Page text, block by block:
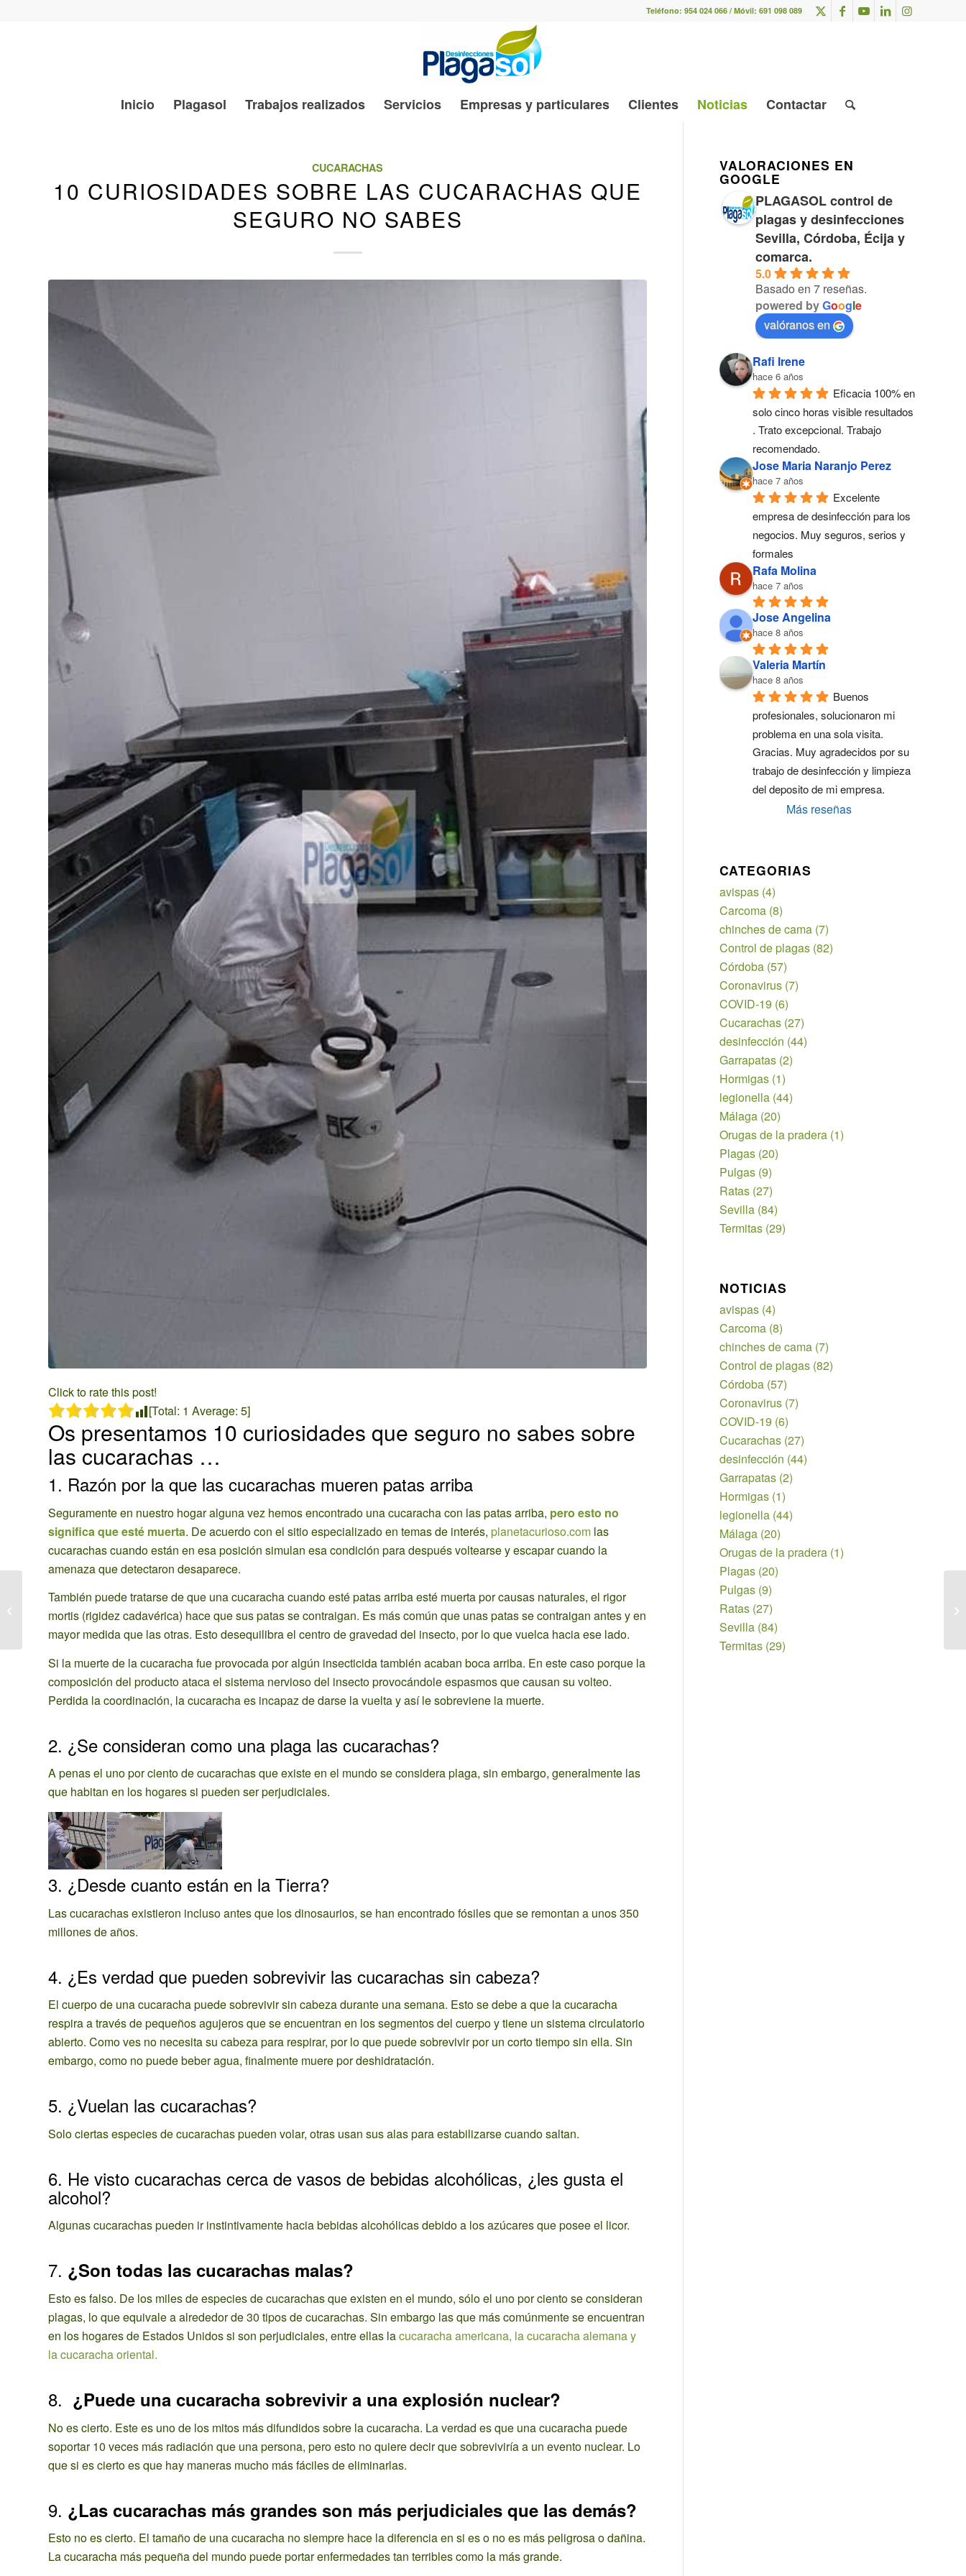
Teléfono: 954 024 066 / Móvil: 691 098 089
Inicio Plagasol Trabajos realizados Servicios Empresas y particulares Clientes Noticias Contactar
CUCARACHAS
10 CURIOSIDADES SOBRE LAS CUCARACHAS QUE
SEGURO NO SABES
Click to rate this post!
[Total: 1 Average: 5]
Os presentamos 10 curiosidades que seguro no sabes sobre
las cucarachas …
1. Razón por la que las cucarachas mueren patas arriba
Seguramente en nuestro hogar alguna vez hemos encontrado una cucaracha con las patas arriba, pero esto no
significa que esté muerta. De acuerdo con el sitio especializado en temas de interés, planetacurioso.com las
cucarachas cuando están en esa posición simulan esa condición para después voltearse y escapar cuando la
amenaza que detectaron desaparece.
También puede tratarse de que una cucaracha cuando esté patas arriba esté muerta por causas naturales, el rigor
mortis (rigidez cadavérica) hace que sus patas se contraigan. Es más común que unas patas se contraigan antes y en
mayor medida que las otras. Esto desequilibra el centro de gravedad del insecto, por lo que vuelca hacia ese lado.
Si la muerte de la cucaracha fue provocada por algún insecticida también acaban boca arriba. En este caso porque la
composición del producto ataca el sistema nervioso del insecto provocándole espasmos que causan su volteo.
Perdida la coordinación, la cucaracha es incapaz de darse la vuelta y así le sobreviene la muerte.
2. ¿Se consideran como una plaga las cucarachas?
A penas el uno por ciento de cucarachas que existe en el mundo se considera plaga, sin embargo, generalmente las
que habitan en los hogares si pueden ser perjudiciales.
3. ¿Desde cuanto están en la Tierra?
Las cucarachas existieron incluso antes que los dinosaurios, se han encontrado fósiles que se remontan a unos 350
millones de años.
4. ¿Es verdad que pueden sobrevivir las cucarachas sin cabeza?
El cuerpo de una cucaracha puede sobrevivir sin cabeza durante una semana. Esto se debe a que la cucaracha
respira a través de pequeños agujeros que se encuentran en los segmentos del cuerpo y tiene un sistema circulatorio
abierto. Como ves no necesita su cabeza para respirar, por lo que puede sobrevivir por un corto tiempo sin ella. Sin
embargo, como no puede beber agua, finalmente muere por deshidratación.
5. ¿Vuelan las cucarachas?
Solo ciertas especies de cucarachas pueden volar, otras usan sus alas para estabilizarse cuando saltan.
6. He visto cucarachas cerca de vasos de bebidas alcohólicas, ¿les gusta el
alcohol?
Algunas cucarachas pueden ir instintivamente hacia bebidas alcohólicas debido a los azúcares que posee el licor.
7. ¿Son todas las cucarachas malas?
Esto es falso. De los miles de especies de cucarachas que existen en el mundo, sólo el uno por ciento se consideran
plagas, lo que equivale a alrededor de 30 tipos de cucarachas. Sin embargo las que más comúnmente se encuentran
en los hogares de Estados Unidos si son perjudiciales, entre ellas lacucaracha americana, la cucaracha alemana y
la cucaracha oriental.
8. ¿Puede una cucaracha sobrevivir a una explosión nuclear?
No es cierto. Este es uno de los mitos más difundidos sobre la cucaracha. La verdad es que una cucaracha puede
soportar 10 veces más radiación que una persona, pero esto no quiere decir que sobreviviría a un evento nuclear. Lo
que si es cierto es que hay maneras mucho más fáciles de eliminarlas.
9. ¿Las cucarachas más grandes son más perjudiciales que las demás?
Esto no es cierto. El tamaño de una cucaracha no siempre hace la diferencia en si es o no es más peligrosa o dañina.
La cucaracha más pequeña del mundo puede portar enfermedades tan terribles como la más grande.
VALORACIONES EN
GOOGLE
PLAGASOL control de
plagas y desinfecciones
Sevilla, Córdoba, Écija y
comarca.
5.0
Basado en 7 reseñas.
powered byGoogle
valóranos en
Rafi Irene
hace 6 años
Eficacia 100% en
solo cinco horas visible resultados
. Trato excepcional. Trabajo
recomendado.
Jose Maria Naranjo Perez
hace 7 años
Excelente
empresa de desinfección para los
negocios. Muy seguros, serios y
formales
Rafa Molina
hace 7 años
Jose Angelina
hace 8 años
Valeria Martín
hace 8 años
Buenos
profesionales, solucionaron mi
problema en una sola visita.
Gracias. Muy agradecidos por su
trabajo de desinfección y limpieza
del deposito de mi empresa.
Más reseñas
CATEGORIAS
avispas (4)
Carcoma (8)
chinches de cama (7)
Control de plagas (82)
Córdoba (57)
Coronavirus (7)
COVID-19 (6)
Cucarachas (27)
desinfección (44)
Garrapatas (2)
Hormigas (1)
legionella (44)
Málaga (20)
Orugas de la pradera (1)
Plagas (20)
Pulgas (9)
Ratas (27)
Sevilla (84)
Termitas (29)
NOTICIAS
avispas (4)
Carcoma (8)
chinches de cama (7)
Control de plagas (82)
Córdoba (57)
Coronavirus (7)
COVID-19 (6)
Cucarachas (27)
desinfección (44)
Garrapatas (2)
Hormigas (1)
legionella (44)
Málaga (20)
Orugas de la pradera (1)
Plagas (20)
Pulgas (9)
Ratas (27)
Sevilla (84)
Termitas (29)
Limpieza y desinfección
en su empresa de
hostelería